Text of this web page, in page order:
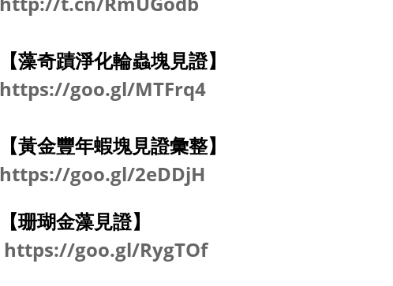
【藻奇蹟淨化輪蟲塊見證】
https://goo.gl/MTFrq4
【黃金豐年蝦塊見證彙整】
https://goo.gl/2eDDjH
【珊瑚金藻見證】
https://goo.gl/RygTOf